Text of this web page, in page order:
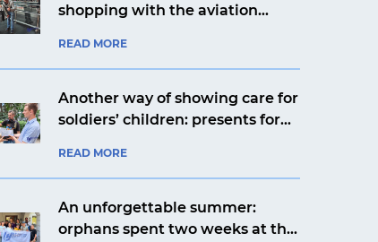
shopping with the aviation
READ MORE
Another way of showing care for
soldiers’ children: presents for
aviation company
READ MORE
An unforgettable summer:
orphans spent two weeks at the